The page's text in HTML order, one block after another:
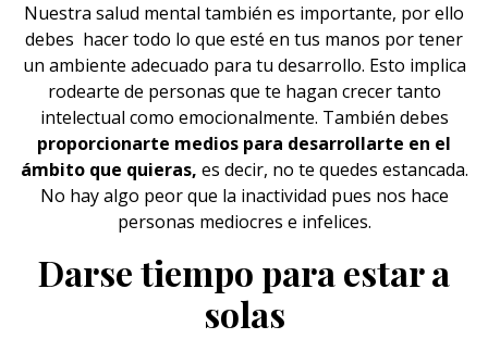
Nuestra salud mental también es importante, por ello
debes hacer todo lo que esté en tus manos por tener
un ambiente adecuado para tu desarrollo. Esto implica
rodearte de personas que te hagan crecer tanto
intelectual como emocionalmente. También debes
proporcionarte medios para desarrollarte en el
ámbito que quieras, es decir, no te quedes estancada.
No hay algo peor que la inactividad pues nos hace
personas mediocres e infelices.
Darse tiempo para estar a
solas